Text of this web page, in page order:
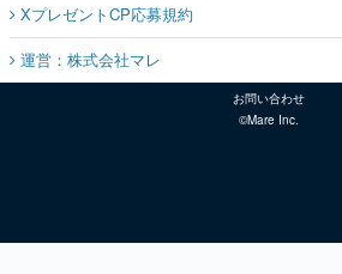
XプレゼントCP応募規約
運営：株式会社マレ
お問い合わせ
©Mare Inc.